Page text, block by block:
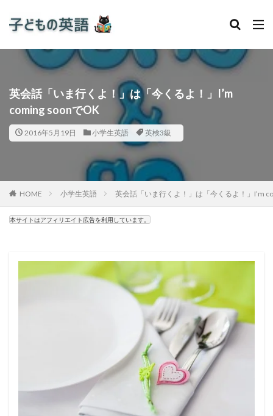
英会話「いま行くよ！」は「今くるよ！」I’m
coming soonでOK
2016年5月19日 小学生英語 英検3級
HOME 小学生英語 英会話「いま行くよ！」は「今くるよ！」I’m
本サイトはアフィリエイト広告を利用しています。